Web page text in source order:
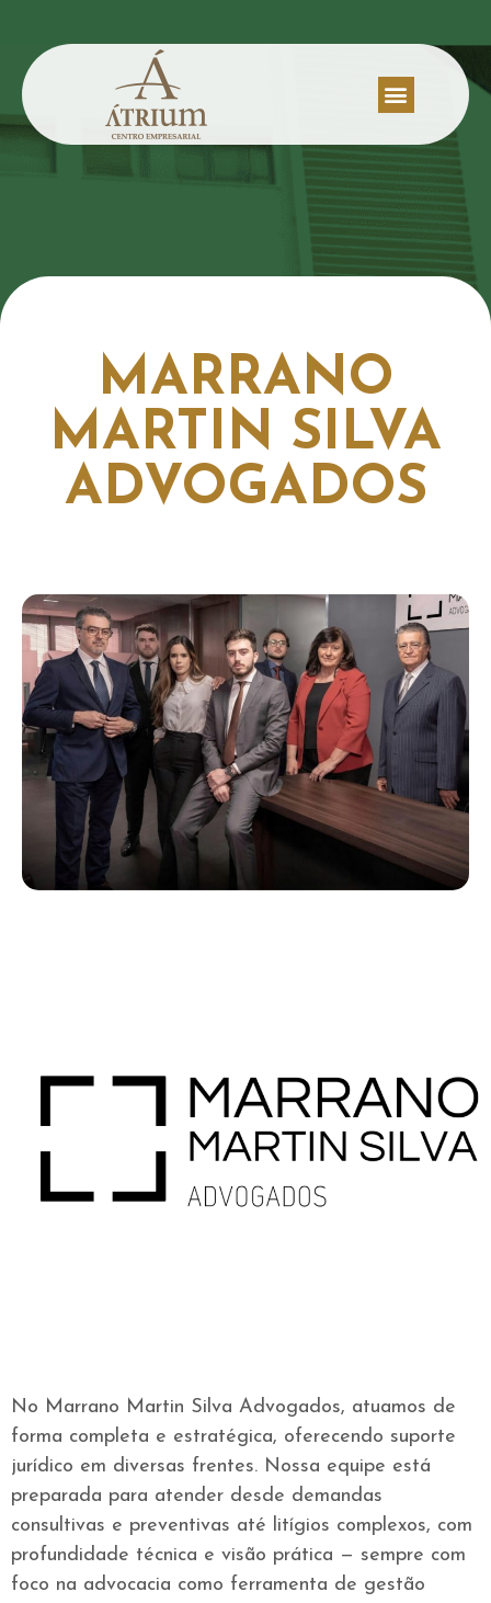
MARRANO
MARTIN SILVA
ADVOGADOS
No Marrano Martin Silva Advogados, atuamos de
forma completa e estratégica, oferecendo suporte
jurídico em diversas frentes. Nossa equipe está
preparada para atender desde demandas
consultivas e preventivas até litígios complexos, com
profundidade técnica e visão prática — sempre com
foco na advocacia como ferramenta de gestão